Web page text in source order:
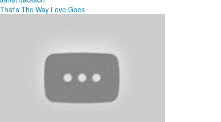
That's The Way Love Goes